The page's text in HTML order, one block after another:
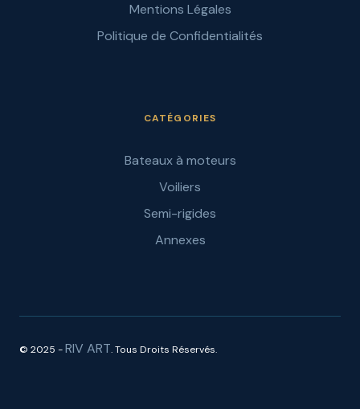
Mentions Légales
Politique de Confidentialités
CATÉGORIES
Bateaux à moteurs
Voiliers
Semi-rigides
Annexes
© 2025 -RIV ART. Tous Droits Réservés.